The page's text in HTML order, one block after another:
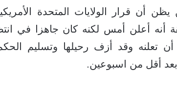
أن قرار الولايات المتحدة
أعلن أمس لكنه كان جاهزا في
تعلنه وقد أزف رحيلها وتسليم